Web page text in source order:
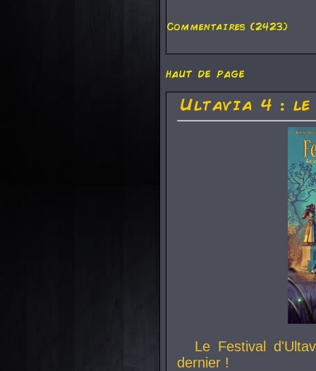
Commentaires (2423)
haut de page
Ultavia 4 :
Le Festival
dernier !